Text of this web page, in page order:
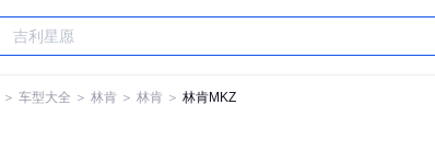
＞ 车型大全 ＞ 林肯 ＞ 林肯 ＞ 林肯MKZ